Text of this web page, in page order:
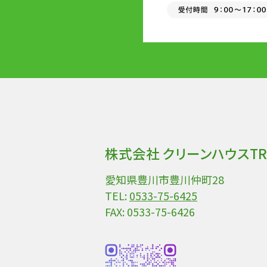
株式会社 クリーンハウス
愛知県豊川市豊川仲町28
TEL:0533-75-6425
FAX: 0533-75-6426